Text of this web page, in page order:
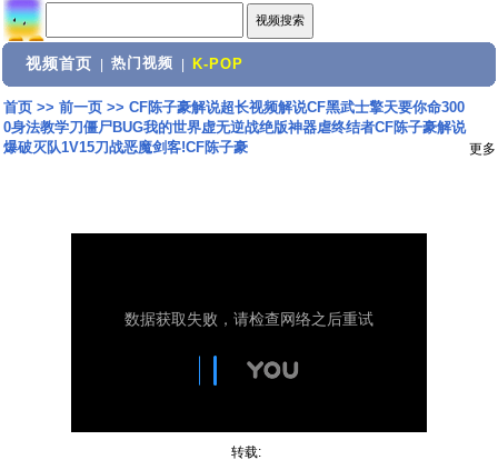
视频首页 热门视频 K-POP
首页>> 前一页>> CF陈子豪解说超长视频解说CF黑武士擎天要你命300
0身法教学刀僵尸BUG我的世界虚无逆战绝版神器虐终结者CF陈子豪解说
爆破灭队1V15刀战恶魔剑客!CF陈子豪
更多
转载: